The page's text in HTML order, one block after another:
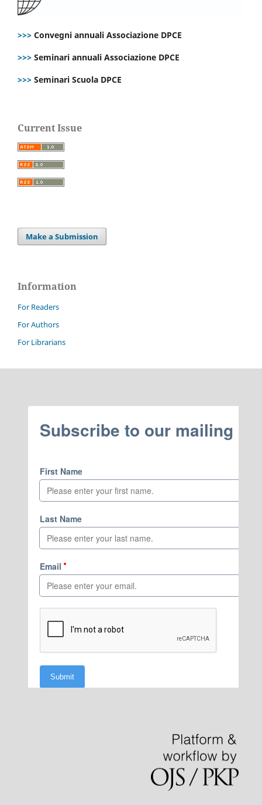
>>> Convegni annuali Associazione DPCE
>>> Seminari annuali Associazione DPCE
>>> Seminari Scuola DPCE
Current Issue
Make a Submission
Information
For Readers
For Authors
For Librarians